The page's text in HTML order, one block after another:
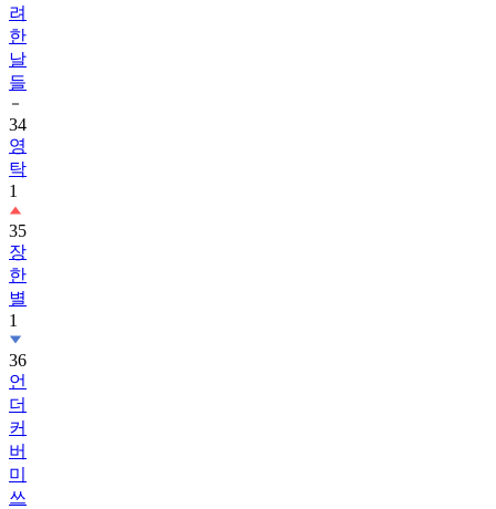
려
한
날
들
34
영
탁
1
35
장
한
별
1
36
언
더
커
버
미
쓰